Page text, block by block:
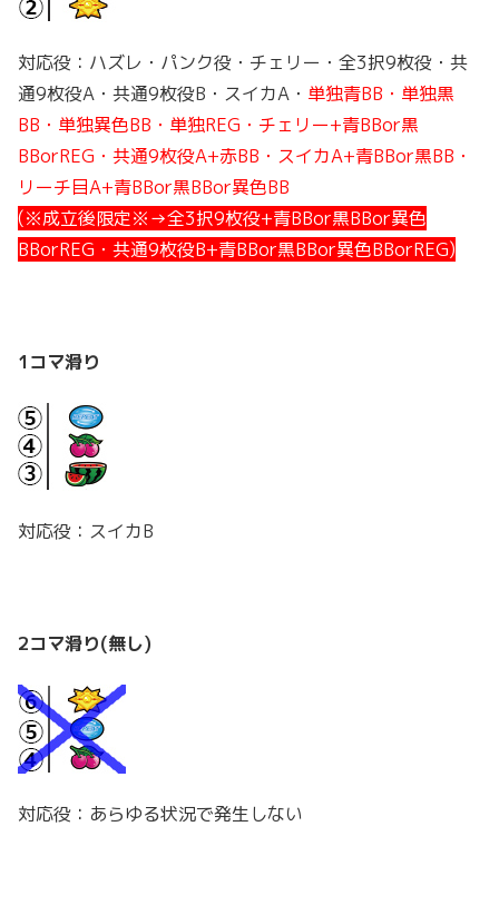
対応役：ハズレ・パンク役・チェリー・全3択9枚役・共
通9枚役A・共通9枚役B・スイカA・ 単独青BB・単独黒
BB・単独異色BB・単独REG・チェリー+青BBor黒
BBorREG・共通9枚役A+赤BB・スイカA+青BBor黒BB・
リーチ目A+青BBor黒BBor異色BB
(※成立後限定※→全3択9枚役+青BBor黒BBor異色
BBorREG・共通9枚役B+青BBor黒BBor異色BBorREG)
1コマ滑り
対応役：スイカB
2コマ滑り(無し)
対応役：あらゆる状況で発生しない